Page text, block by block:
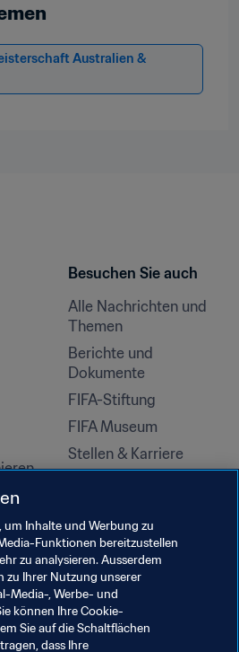
Australien &
Besuchen Sie auch
Alle Nachrichten und
Themen
Berichte und
Dokumente
FIFA-Stiftung
FIFA Museum
Stellen & Karriere
um Inhalte und Werbung zu
Funktionen bereitzustellen
zu analysieren. Ausserdem
zu Ihrer Nutzung unserer
Media-, Werbe- und
können Ihre Cookie-
Sie auf die Schaltflächen
dass Ihre